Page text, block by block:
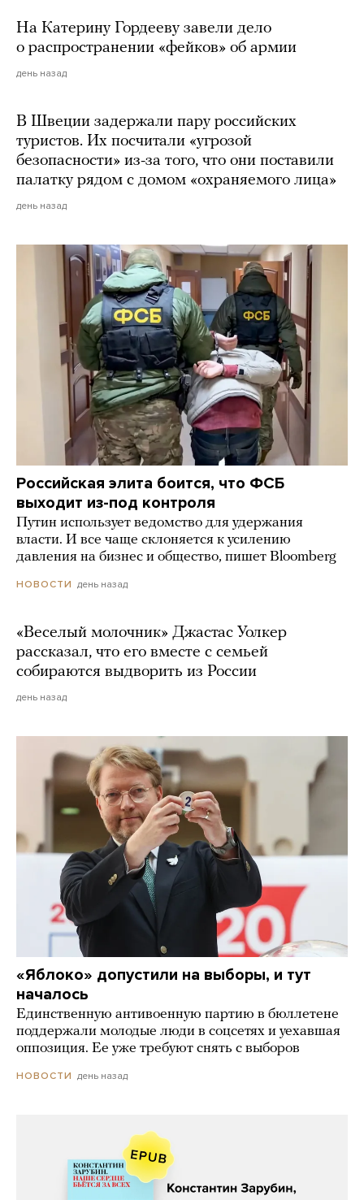
На Катерину Гордееву завели дело
о распространении «фейков» об армии
день назад
В Швеции задержали пару российских
туристов. Их посчитали «угрозой
безопасности» из-за того, что они поставили
палатку рядом с домом «охраняемого лица»
день назад
Российская элита боится, что ФСБ
выходит из-под контроля
Путин использует ведомство для удержания
власти. И все чаще склоняется к усилению
давления на бизнес и общество, пишет Bloomberg
НОВОСТИ день назад
«Веселый молочник» Джастас Уолкер
рассказал, что его вместе с семьей
собираются выдворить из России
день назад
«Яблоко» допустили на выборы, и тут
началось
Единственную антивоенную партию в бюллетене
поддержали молодые люди в соцсетях и уехавшая
оппозиция. Ее уже требуют снять с выборов
НОВОСТИ день назад